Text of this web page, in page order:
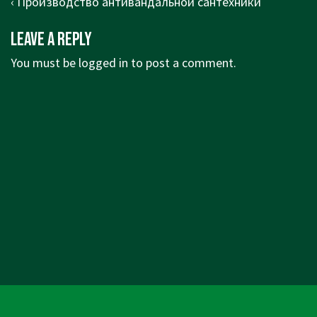
is
Leave a Reply
You must be logged in to post a comment.